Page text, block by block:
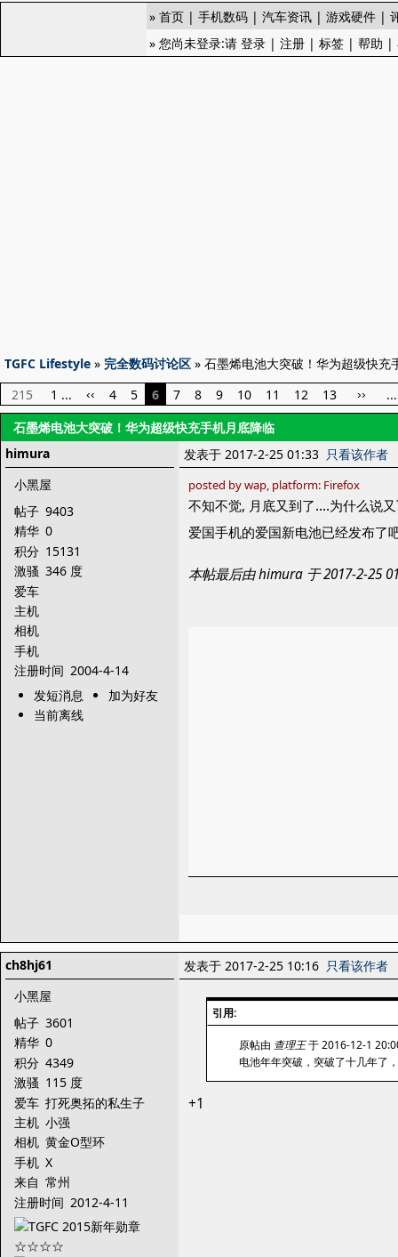
» 首页 | 手机数码 | 汽车资讯 | 游戏硬件 |
» 您尚未登录:请 登录 | 注册 | 标签 | 帮助 |
TGFC Lifestyle » 完全数码讨论区 » 石墨烯电池大突破！华为超级快充
215
1 ... ‹‹ 4 5 6 7 8 9 10 11 12 13 ››
石墨烯电池大突破！华为超级快充手机月底降临
himura
小黑屋
帖子 9403
精华 0
积分 15131
激骚 346 度
爱车
主机
相机
手机
注册时间 2004-4-14
发短消息
加为好友
当前离线
发表于 2017-2-25 01:33 只看该作者
posted by wap, platform: Firefox
不知不觉, 月底又到了....为什么说
爱国手机的爱国新电池已经发布了
本帖最后由 himura 于 2017-2-25
ch8hj61
小黑屋
帖子 3601
精华 0
积分 4349
激骚 115 度
爱车 打死奥拓的私生子
主机 小强
相机 黄金O型环
手机 X
来自 常州
注册时间 2012-4-11
发表于 2017-2-25 10:16 只看该作者
引用:
原帖由 查理王于 2016-12-1
电池年年突破，突破了十几年了
+1